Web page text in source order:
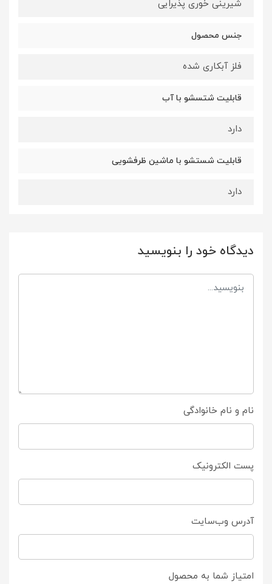
شیرینی خوری پذیرایی
جنس محصول
فلز آبکاری شده
قابلیت شتسشو با آب
دارد
قابلیت شستشو با ماشین ظرفشویی
دارد
دیدگاه خود را بنویسید
نام و نام خانوادگی
پست الکترونیک
آدرس وب‌سایت
امتیاز شما به محصول